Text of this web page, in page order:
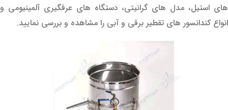
های استیل، مدل های گرانیتی، دستگاه های عرقگیری آلمینیومی و
انواع کندانسور های تقطیر برقی و آبی را مشاهده و بررسی نمایید.